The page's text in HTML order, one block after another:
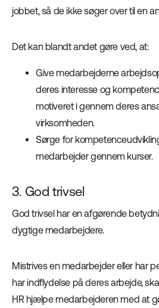
jobbet, så de ikke søger over til en
Det kan blandt andet gøre ved, at:
Give medarbejderne
deres interesse og
motiveret i gennem deres
virksomheden.
Sørge for
medarbejder gennem kurser.
3. God trivsel
God trivsel har en afgørende
dygtige medarbejdere.
Mistrives en medarbejder eller har
har indflydelse på deres arbejde,
HR hjælpe medarbejderen med at